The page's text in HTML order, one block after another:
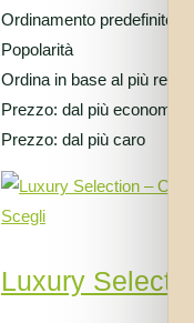
Ordinamento predefinito
Popolarità
Ordina in base al più
Prezzo: dal più economico
Prezzo: dal più caro
Scegli
Luxury